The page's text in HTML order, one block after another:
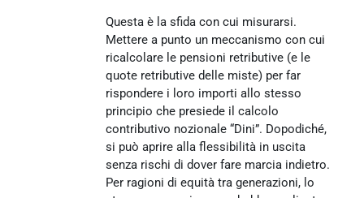
Questa è la sfida con cui misurarsi.
Mettere a punto un meccanismo con cui
ricalcolare le pensioni retributive (e le
quote retributive delle miste) per far
rispondere i loro importi allo stesso
principio che presiede il calcolo
contributivo nozionale “Dini”. Dopodiché,
si può aprire alla flessibilità in uscita
senza rischi di dover fare marcia indietro.
Per ragioni di equità tra generazioni, lo